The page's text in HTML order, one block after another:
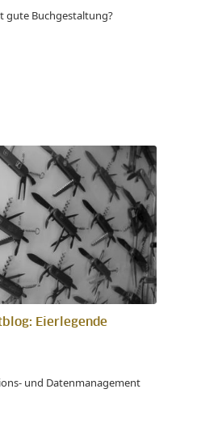
gute Buchgestaltung?
Eierlegende
und Datenmanagement